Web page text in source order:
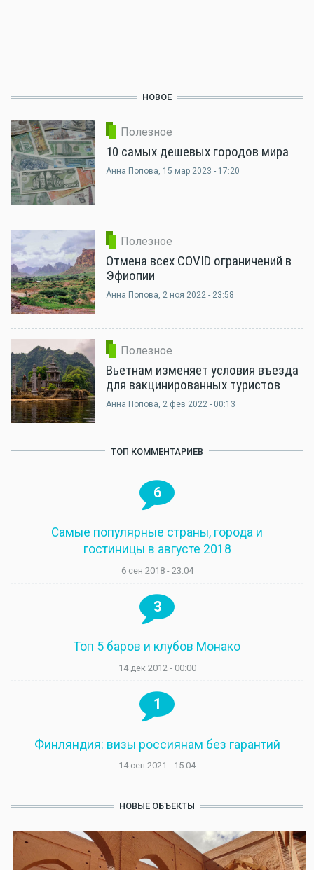
НОВОЕ
Полезное
10 самых дешевых городов мира
Анна Попова, 15 мар 2023 - 17:20
Полезное
Отмена всех COVID ограничений в
Эфиопии
Анна Попова, 2 ноя 2022 - 23:58
Полезное
Вьетнам изменяет условия въезда
для вакцинированных туристов
Анна Попова, 2 фев 2022 - 00:13
ТОП КОММЕНТАРИЕВ
6
Самые популярные страны, города и
гостиницы в августе 2018
6 сен 2018 - 23:04
3
Топ 5 баров и клубов Монако
14 дек 2012 - 00:00
1
Финляндия: визы россиянам без гарантий
14 сен 2021 - 15:04
НОВЫЕ ОБЪЕКТЫ